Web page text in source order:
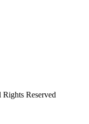
Reserved